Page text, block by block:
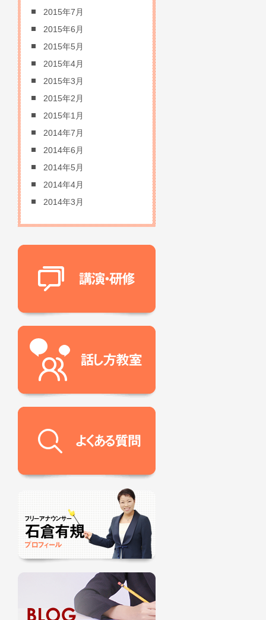
2015年7月
2015年6月
2015年5月
2015年4月
2015年3月
2015年2月
2015年1月
2014年7月
2014年6月
2014年5月
2014年4月
2014年3月